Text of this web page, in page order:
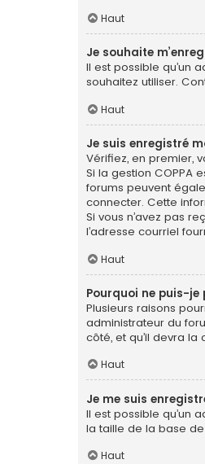
Haut
Je souhaite
Il est possible qu’un
souhaitez utiliser.
Haut
Je suis enregistré
Vérifiez, en premier,
Si la gestion COPPA
forums peuvent
connecter. Cette
Si vous n’avez pas
l’adresse courriel
Haut
Pourquoi ne puis-je
Plusieurs raisons
administrateur du
côté, et qu’il devra la
Haut
Je me suis
Il est possible qu’un
la taille de la base
Haut